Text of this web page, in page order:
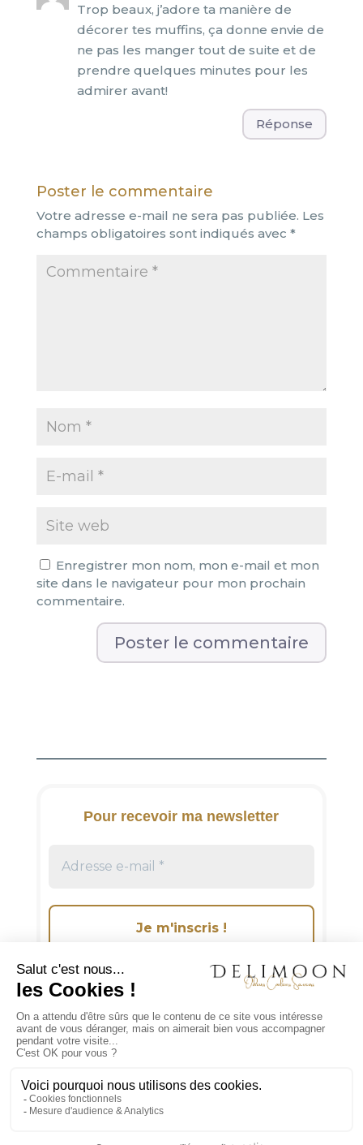
Trop beaux, j’adore ta manière de
décorer tes muffins, ça donne envie de
ne pas les manger tout de suite et de
prendre quelques minutes pour les
admirer avant!
Réponse
Poster le commentaire
Votre adresse e-mail ne sera pas publiée. Les
champs obligatoires sont indiqués avec *
Enregistrer mon nom, mon e-mail et mon
site dans le navigateur pour mon prochain
commentaire.
n
Pour recevoir ma newsletter